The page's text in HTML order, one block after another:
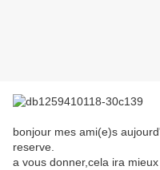
bonjour mes ami(e)s
reserve.
a vous donner,cela ira mieux